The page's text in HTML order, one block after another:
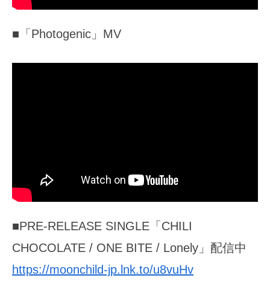
■「Photogenic」MV
■PRE-RELEASE SINGLE「CHILI
CHOCOLATE / ONE BITE / Lonely」配信中
https://moonchild-jp.lnk.to/u8vuHv